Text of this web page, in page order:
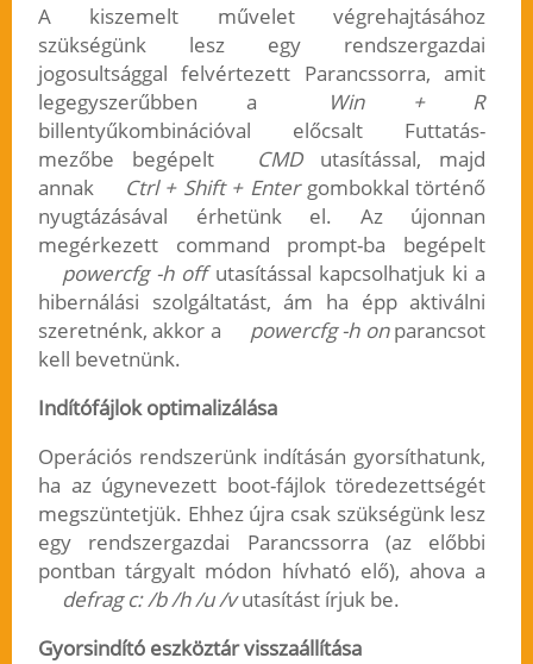
A kiszemelt művelet végrehajtásához
szükségünk lesz egy rendszergazdai
jogosultsággal felvértezett Parancssorra, amit
legegyszerűbben a
Win + R
billentyűkombinációval előcsalt Futtatás-
mezőbe begépelt
CMDutasítással, majd
annak
Ctrl + Shift + Entergombokkal történő
nyugtázásával érhetünk el. Az újonnan
megérkezett command prompt-ba begépelt
powercfg -h offutasítással kapcsolhatjuk ki a
hibernálási szolgáltatást, ám ha épp aktiválni
szeretnénk, akkor a
powercfg -h onparancsot
kell bevetnünk.
Indítófájlok optimalizálása
Operációs rendszerünk indításán gyorsíthatunk,
ha az úgynevezett boot-fájlok töredezettségét
megszüntetjük. Ehhez újra csak szükségünk lesz
egy rendszergazdai Parancssorra (az előbbi
pontban tárgyalt módon hívható elő), ahova a
defrag c: /b /h /u /vutasítást írjuk be.
Gyorsindító eszköztár visszaállítása